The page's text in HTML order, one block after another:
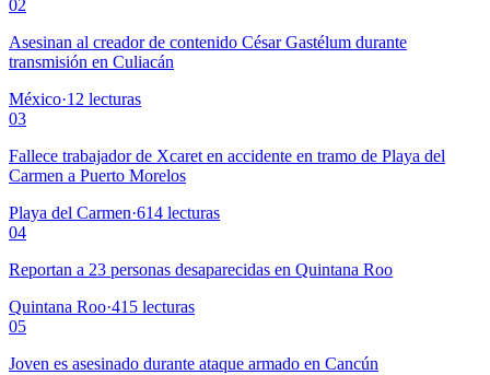
02
Asesinan al creador de contenido César Gastélum durante
transmisión en Culiacán
México·12 lecturas
03
Fallece trabajador de Xcaret en accidente en tramo de Playa del
Carmen a Puerto Morelos
Playa del Carmen·614 lecturas
04
Reportan a 23 personas desaparecidas en Quintana Roo
Quintana Roo·415 lecturas
05
Joven es asesinado durante ataque armado en Cancún